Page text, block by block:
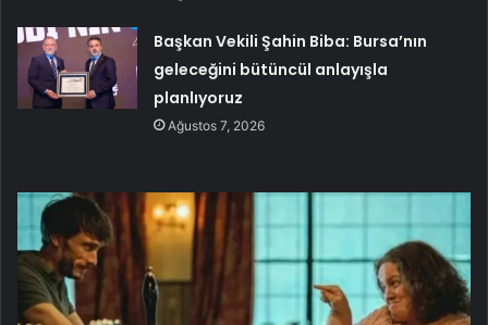
Başkan Vekili Şahin Biba: Bursa’nın
geleceğini bütüncül anlayışla
planlıyoruz
Ağustos 7, 2026